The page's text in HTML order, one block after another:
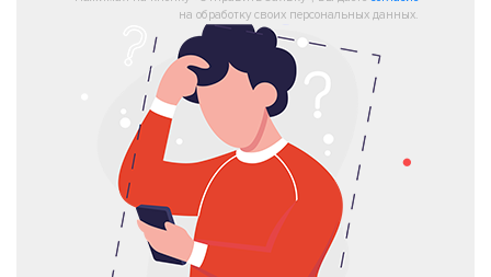
на обработку своих персональных данных.